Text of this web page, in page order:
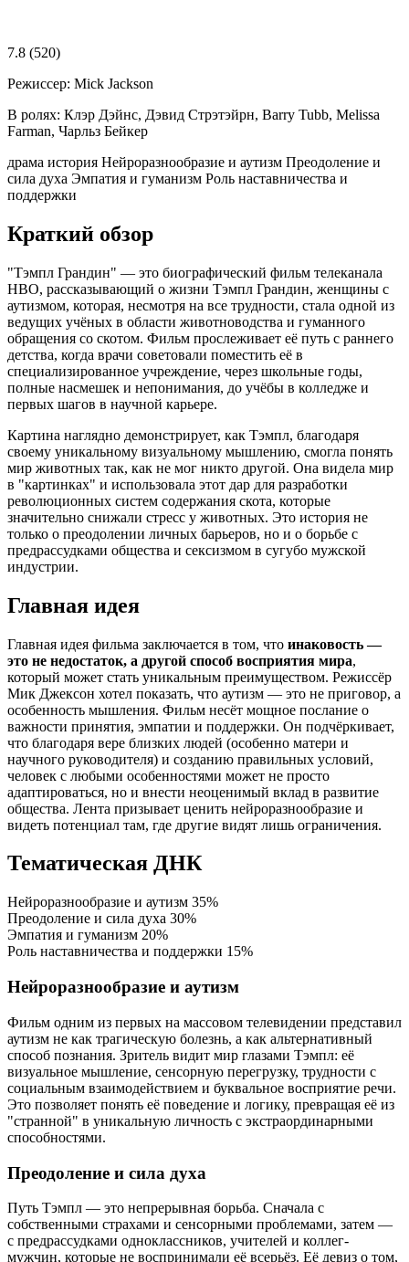
7.8 (520)
Режиссер: Mick Jackson
В ролях: Клэр Дэйнс, Дэвид Стрэтэйрн, Barry Tubb, Melissa
Farman, Чарльз Бейкер
драма история Нейроразнообразие и аутизм Преодоление и
сила духа Эмпатия и гуманизм Роль наставничества и
поддержки
Краткий обзор
"Тэмпл Грандин" — это биографический фильм телеканала
HBO, рассказывающий о жизни Тэмпл Грандин, женщины с
аутизмом, которая, несмотря на все трудности, стала одной из
ведущих учёных в области животноводства и гуманного
обращения со скотом. Фильм прослеживает её путь с раннего
детства, когда врачи советовали поместить её в
специализированное учреждение, через школьные годы,
полные насмешек и непонимания, до учёбы в колледже и
первых шагов в научной карьере.
Картина наглядно демонстрирует, как Тэмпл, благодаря
своему уникальному визуальному мышлению, смогла понять
мир животных так, как не мог никто другой. Она видела мир
в "картинках" и использовала этот дар для разработки
революционных систем содержания скота, которые
значительно снижали стресс у животных. Это история не
только о преодолении личных барьеров, но и о борьбе с
предрассудками общества и сексизмом в сугубо мужской
индустрии.
Главная идея
Главная идея фильма заключается в том, что инаковость —
это не недостаток, а другой способ восприятия мира,
который может стать уникальным преимуществом. Режиссёр
Мик Джексон хотел показать, что аутизм — это не приговор, а
особенность мышления. Фильм несёт мощное послание о
важности принятия, эмпатии и поддержки. Он подчёркивает,
что благодаря вере близких людей (особенно матери и
научного руководителя) и созданию правильных условий,
человек с любыми особенностями может не просто
адаптироваться, но и внести неоценимый вклад в развитие
общества. Лента призывает ценить нейроразнообразие и
видеть потенциал там, где другие видят лишь ограничения.
Тематическая ДНК
Нейроразнообразие и аутизм 35%
Преодоление и сила духа 30%
Эмпатия и гуманизм 20%
Роль наставничества и поддержки 15%
Нейроразнообразие и аутизм
Фильм одним из первых на массовом телевидении представил
аутизм не как трагическую болезнь, а как альтернативный
способ познания. Зритель видит мир глазами Тэмпл: её
визуальное мышление, сенсорную перегрузку, трудности с
социальным взаимодействием и буквальное восприятие речи.
Это позволяет понять её поведение и логику, превращая её из
"странной" в уникальную личность с экстраординарными
способностями.
Преодоление и сила духа
Путь Тэмпл — это непрерывная борьба. Сначала с
собственными страхами и сенсорными проблемами, затем —
с предрассудками одноклассников, учителей и коллег-
мужчин, которые не воспринимали её всерьёз. Её девиз о том,